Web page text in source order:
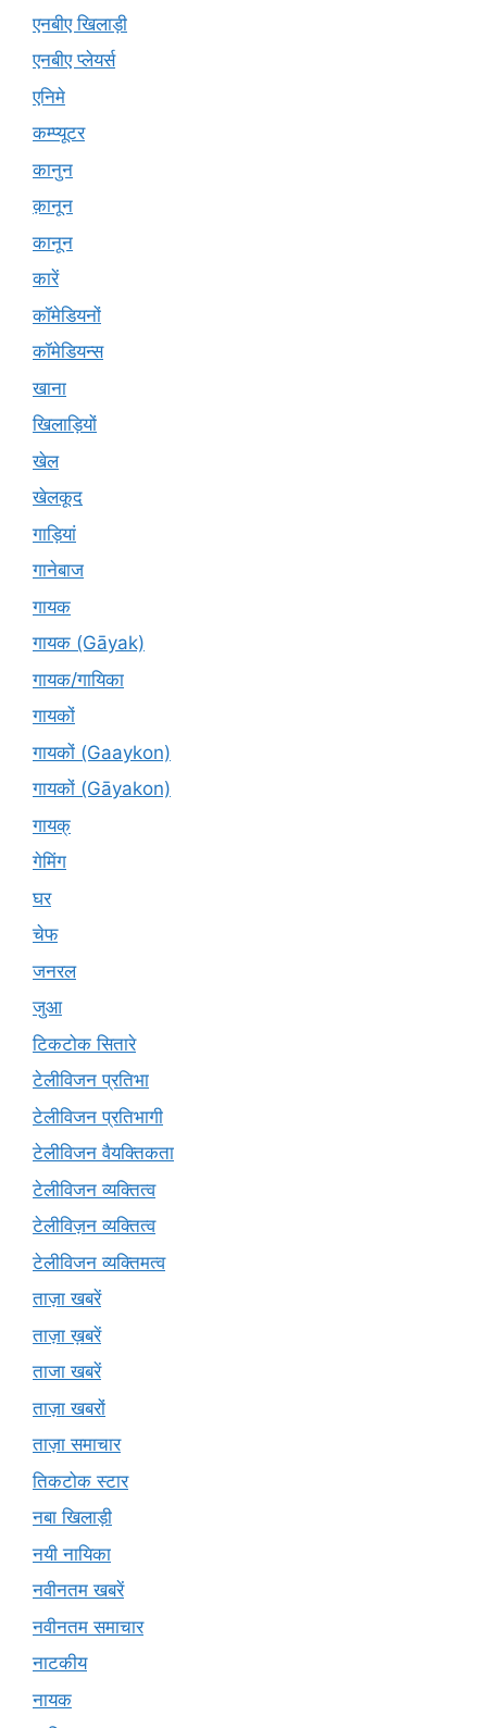
एनबीए खिलाड़ी
एनबीए प्लेयर्स
एनिमे
कम्प्यूटर
कानुन
क़ानून
कानून
कारें
कॉमेडियनों
कॉमेडियन्स
खाना
खिलाड़ियों
खेल
खेलकूद
गाड़ियां
गानेबाज
गायक
गायक (Gāyak)
गायक/गायिका
गायकों
गायकों (Gaaykon)
गायकों (Gāyakon)
गायक्
गेमिंग
घर
चेफ
जनरल
जुआ
टिकटोक सितारे
टेलीविजन प्रतिभा
टेलीविजन प्रतिभागी
टेलीविजन वैयक्तिकता
टेलीविजन व्यक्तित्व
टेलीविज़न व्यक्तित्व
टेलीविजन व्यक्तिमत्व
ताज़ा खबरें
ताज़ा ख़बरें
ताजा खबरें
ताज़ा खबरों
ताज़ा समाचार
तिकटोक स्टार
नबा खिलाड़ी
नयी नायिका
नवीनतम खबरें
नवीनतम समाचार
नाटकीय
नायक